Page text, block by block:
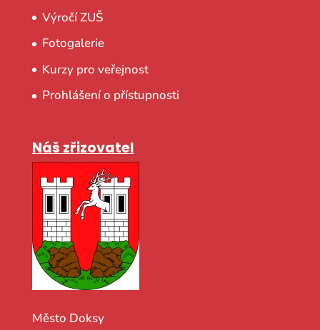
Výročí ZUŠ
Fotogalerie
Kurzy pro veřejnost
Prohlášení o přístupnosti
Náš zřizovatel
Město Doksy